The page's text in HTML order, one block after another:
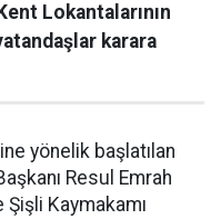
Lokantalarının
karara
yönelik başlatılan
Resul Emrah
Kaymakamı